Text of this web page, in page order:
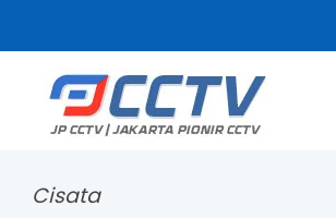
Cisata